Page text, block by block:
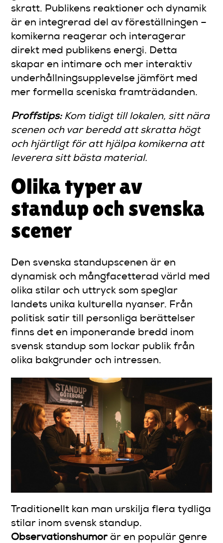
skratt. Publikens reaktioner och dynamik
är en integrerad del av föreställningen –
komikerna reagerar och interagerar
direkt med publikens energi. Detta
skapar en intimare och mer interaktiv
underhållningsupplevelse jämfört med
mer formella sceniska framträdanden.
Proffstips: Kom tidigt till lokalen, sitt nära
scenen och var beredd att skratta högt
och hjärtligt för att hjälpa komikerna att
leverera sitt bästa material.
Olika typer av
standup och svenska
scener
Den svenska standupscenen är en
dynamisk och mångfacetterad värld med
olika stilar och uttryck som speglar
landets unika kulturella nyanser. Från
politisk satir till personliga berättelser
finns det en imponerande bredd inom
svensk standup som lockar publik från
olika bakgrunder och intressen.
Traditionellt kan man urskilja flera tydliga
stilar inom svensk standup.
Observationshumorär en populär genre